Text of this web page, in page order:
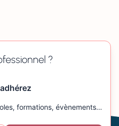
?
formations, évènements…